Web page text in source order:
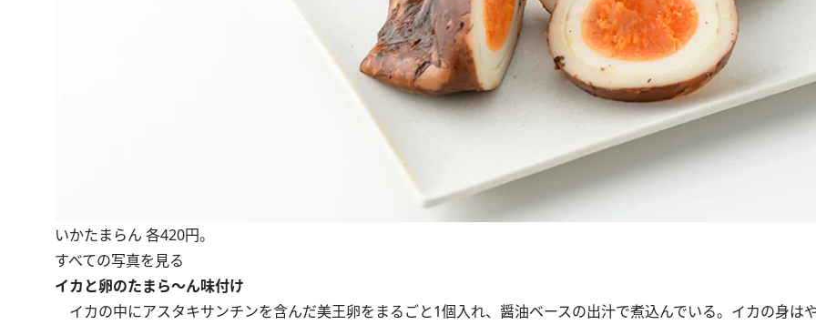
いかたまらん 各420円。
すべての写真を見る
イカと卵のたまら～ん味付け
イカの中にアスタキサンチンを含んだ美王卵をまるごと1個入れ、醤油ベースの出汁で煮込んでいる。イカの身は